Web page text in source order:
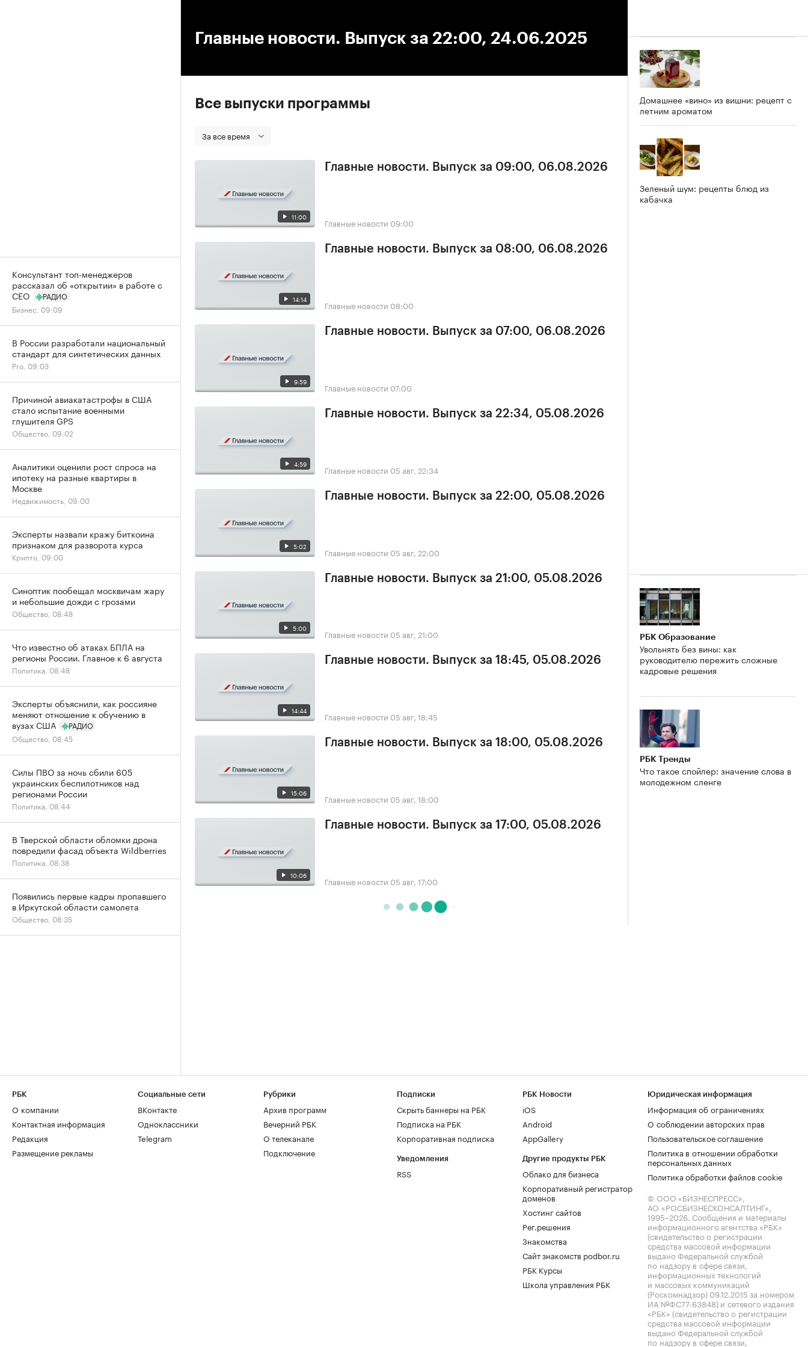
Главные новости. Выпуск за 22:00, 24.06.2025
Все выпуски программы
За все время
11:00
Главные новости. Выпуск за 09:00, 06.08.2026
Главные новости 09:00
14:14
Главные новости. Выпуск за 08:00, 06.08.2026
Главные новости 08:00
9:59
Главные новости. Выпуск за 07:00, 06.08.2026
Главные новости 07:00
4:59
Главные новости. Выпуск за 22:34, 05.08.2026
Главные новости 05 авг, 22:34
5:02
Главные новости. Выпуск за 22:00, 05.08.2026
Главные новости 05 авг, 22:00
5:00
Главные новости. Выпуск за 21:00, 05.08.2026
Главные новости 05 авг, 21:00
14:44
Главные новости. Выпуск за 18:45, 05.08.2026
Главные новости 05 авг, 18:45
15:06
Главные новости. Выпуск за 18:00, 05.08.2026
Главные новости 05 авг, 18:00
10:06
Главные новости. Выпуск за 17:00, 05.08.2026
Главные новости 05 авг, 17:00
Домашнее «вино» из вишни: рецепт с
летним ароматом
Зеленый шум: рецепты блюд из
кабачка
РБК Образование
Увольнять без вины: как
руководителю пережить сложные
кадровые решения
РБК Тренды
Что такое спойлер: значение слова в
молодежном сленге
Консультант топ-менеджеров
рассказал об «открытии» в работе с
CEO
РАДИО
Бизнес, 09:09
В России разработали национальный
стандарт для синтетических данных
Pro, 09:03
Причиной авиакатастрофы в США
стало испытание военными
глушителя GPS
Общество, 09:02
Аналитики оценили рост спроса на
ипотеку на разные квартиры в
Москве
Недвижимость, 09:00
Эксперты назвали кражу биткоина
признаком для разворота курса
Крипто, 09:00
Синоптик пообещал москвичам жару
и небольшие дожди с грозами
Общество, 08:48
Что известно об атаках БПЛА на
регионы России. Главное к 6 августа
Политика, 08:48
Эксперты объяснили, как россияне
меняют отношение к обучению в
вузах США
РАДИО
Общество, 08:45
Силы ПВО за ночь сбили 605
украинских беспилотников над
регионами России
Политика, 08:44
В Тверской области обломки дрона
повредили фасад объекта Wildberries
Политика, 08:38
Появились первые кадры пропавшего
в Иркутской области самолета
Общество, 08:35
РБК
О компании
Контактная информация
Редакция
Размещение рекламы
Социальные сети
ВКонтакте
Одноклассники
Telegram
Рубрики
Архив программ
Вечерний РБК
О телеканале
Подключение
Подписки
Скрыть баннеры на РБК
Подписка на РБК
Корпоративная подписка
Уведомления
RSS
РБК Новости
iOS
Android
AppGallery
Другие продукты РБК
Облако для бизнеса
Корпоративный регистратор
доменов
Хостинг сайтов
Рег.решения
Знакомства
Сайт знакомств podbor.ru
РБК Курсы
Школа управления РБК
Юридическая информация
Информация об ограничениях
О соблюдении авторских прав
Пользовательское соглашение
Политика в отношении обработки
персональных данных
Политика обработки файлов cookie
© ООО «БИЗНЕСПРЕСС»,
АО «РОСБИЗНЕСКОНСАЛТИНГ»,
1995–2026. Сообщения и материалы
информационного агентства «РБК»
(свидетельство о регистрации
средства массовой информации
выдано Федеральной службой
по надзору в сфере связи,
информационных технологий
и массовых коммуникаций
(Роскомнадзор) 09.12.2015 за номером
ИА №ФС77-63848) и сетевого издания
«РБК» (свидетельство о регистрации
средства массовой информации
выдано Федеральной службой
по надзору в сфере связи,